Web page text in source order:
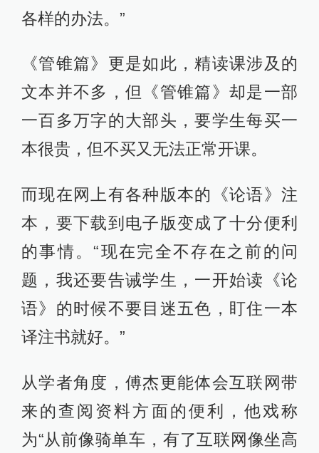
各样的办法。”
《管锥篇》更是如此，精读课涉及的
文本并不多，但《管锥篇》却是一部
一百多万字的大部头，要学生每买一
本很贵，但不买又无法正常开课。
而现在网上有各种版本的《论语》注
本，要下载到电子版变成了十分便利
的事情。“现在完全不存在之前的问
题，我还要告诫学生，一开始读《论
语》的时候不要目迷五色，盯住一本
译注书就好。”
从学者角度，傅杰更能体会互联网带
来的查阅资料方面的便利，他戏称
为“从前像骑单车，有了互联网像坐高